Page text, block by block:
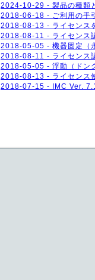
2024-10-29 - 製品の種類
2018-06-18 - ご利用の手
2018-08-13 - ライセンス
2018-08-11 - ライセンス
2018-05-05 - 機器固定（
2018-08-11 - ライセンス
2018-05-05 - 浮動（ドン
2018-08-13 - ライセンス
2018-07-15 - IMC Ver.